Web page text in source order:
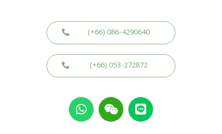
(+66) 086-4290640
(+66) 053-272872
W
h
a
W
e
i
L
i
n